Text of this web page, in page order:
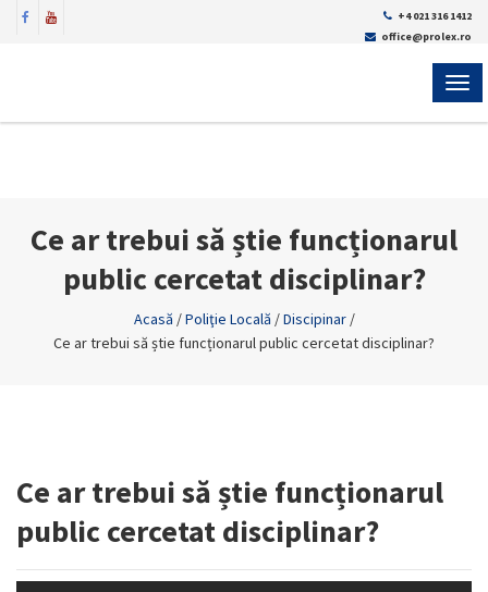
+4 021 316 1412
office@prolex.ro
Ce ar trebui să știe funcționarul
public cercetat disciplinar?
Acasă /Poliţie Locală /Discipinar/
Ce ar trebui să știe funcționarul public cercetat disciplinar?
Ce ar trebui să știe funcționarul
public cercetat disciplinar?